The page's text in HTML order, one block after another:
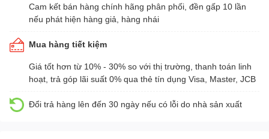
Cam kết bán hàng chính hãng phân phối, đền gấp 10 lần
nếu phát hiện hàng giả, hàng nhái
Mua hàng tiết kiệm
Giá tốt hơn từ 10% - 30% so với thị trường, thanh toán linh
hoạt, trả góp lãi suất 0% qua thẻ tín dụng Visa, Master, JCB
Đổi trả hàng lên đến 30 ngày nếu có lỗi do nhà sản xuất